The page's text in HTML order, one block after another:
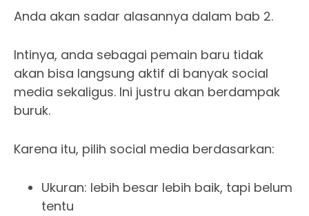
Anda akan sadar alasannya dalam bab 2.
Intinya, anda sebagai pemain baru tidak
akan bisa langsung aktif di banyak social
media sekaligus. Ini justru akan berdampak
buruk.
Karena itu, pilih social media berdasarkan:
Ukuran: lebih besar lebih baik, tapi belum
tentu